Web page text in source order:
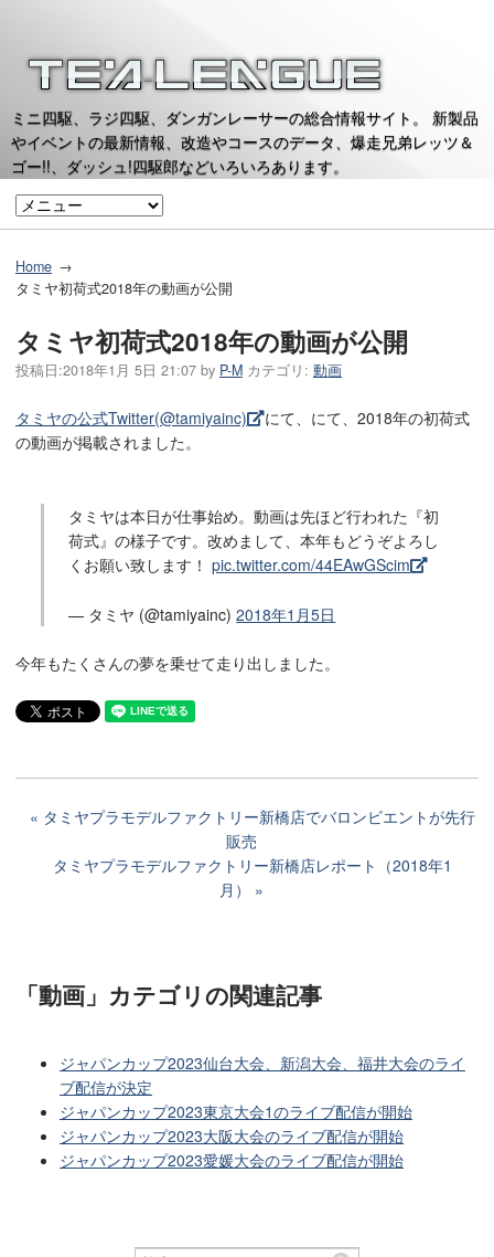
ミニ四駆、ラジ四駆、ダンガンレーサーの総合情報サイト。 新製品
やイベントの最新情報、改造やコースのデータ、爆走兄弟レッツ＆
ゴー!!、ダッシュ!四駆郎などいろいろあります。
Home
タミヤ初荷式2018年の動画が公開
タミヤ初荷式2018年の動画が公開
投稿日:2018年1月 5日 21:07 by P-M カテゴリ: 動画
タミヤの公式Twitter(@tamiyainc)
にて、にて、2018年の初荷式
の動画が掲載されました。
タミヤは本日が仕事始め。動画は先ほど行われた『初
荷式』の様子です。改めまして、本年もどうぞよろし
くお願い致します！pic.twitter.com/44EAwGScim
— タミヤ (@tamiyainc)2018年1月5日
今年もたくさんの夢を乗せて走り出しました。
タミヤプラモデルファクトリー新橋店でバロンビエントが先行
販売
タミヤプラモデルファクトリー新橋店レポート（2018年1
月）
「動画」カテゴリの関連記事
ジャパンカップ2023仙台大会、新潟大会、福井大会のライ
ブ配信が決定
ジャパンカップ2023東京大会1のライブ配信が開始
ジャパンカップ2023大阪大会のライブ配信が開始
ジャパンカップ2023愛媛大会のライブ配信が開始